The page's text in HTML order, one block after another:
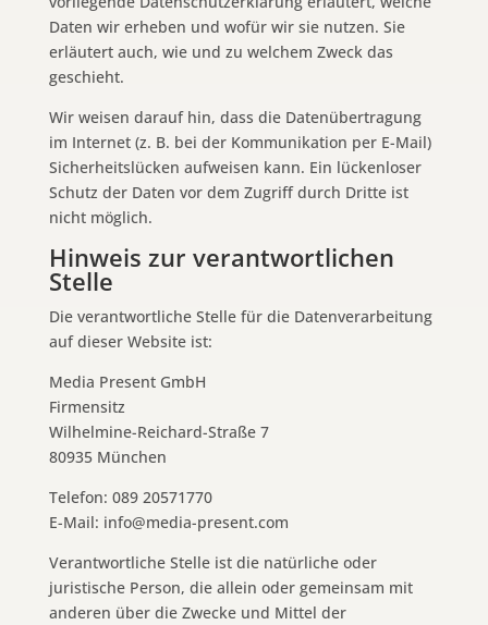
Daten wir erheben und wofür wir sie nutzen. Sie
erläutert auch, wie und zu welchem Zweck das
geschieht.
Wir weisen darauf hin, dass die Datenübertragung
im Internet (z. B. bei der Kommunikation per E-Mail)
Sicherheitslücken aufweisen kann. Ein lückenloser
Schutz der Daten vor dem Zugriff durch Dritte ist
nicht möglich.
Hinweis zur verantwortlichen
Stelle
Die verantwortliche Stelle für die Datenverarbeitung
auf dieser Website ist:
Media Present GmbH
Firmensitz
Wilhelmine-Reichard-Straße 7
80935 München
Telefon: 089 20571770
E-Mail: info@media-present.com
Verantwortliche Stelle ist die natürliche oder
juristische Person, die allein oder gemeinsam mit
anderen über die Zwecke und Mittel der